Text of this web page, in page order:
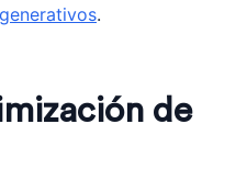
.
de